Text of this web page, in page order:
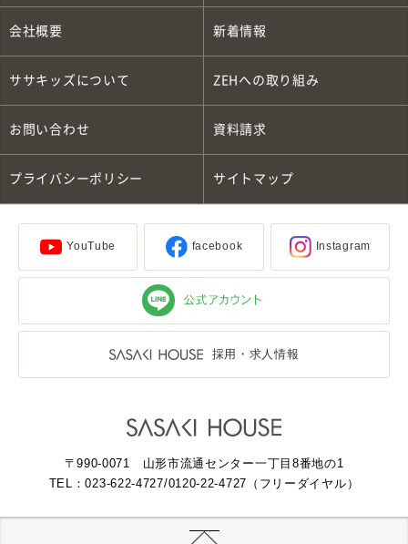
会社概要 新着情報
ササキッズについて ZEH への取り組み
お問い合わせ 資料請求
プライバシーポリシー サイトマップ
YouTube facebook Instagram
採用・求人情報
〒990-0071 山形市流通センター一丁目8番地の1
TEL：023-622-4727/0120-22-4727（フリーダイヤル）